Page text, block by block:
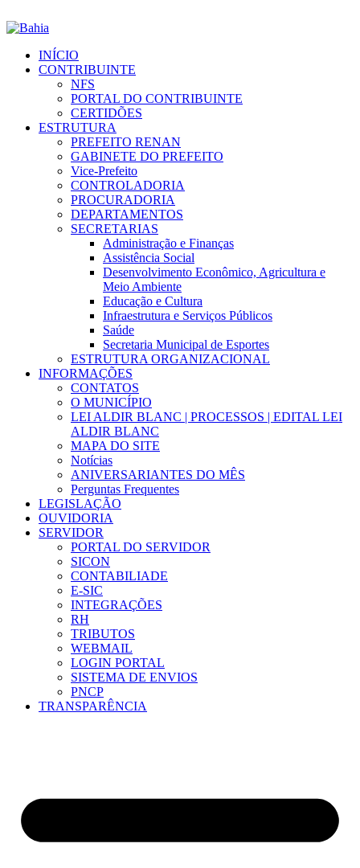
INÍCIO
CONTRIBUINTE
NFS
PORTAL DO CONTRIBUINTE
CERTIDÕES
ESTRUTURA
PREFEITO RENAN
GABINETE DO PREFEITO
Vice-Prefeito
CONTROLADORIA
PROCURADORIA
DEPARTAMENTOS
SECRETARIAS
Administração e Finanças
Assistência Social
Desenvolvimento Econômico, Agricultura e
Meio Ambiente
Educação e Cultura
Infraestrutura e Serviços Públicos
Saúde
Secretaria Municipal de Esportes
ESTRUTURA ORGANIZACIONAL
INFORMAÇÕES
CONTATOS
O MUNICÍPIO
LEI ALDIR BLANC | PROCESSOS | EDITAL LEI
ALDIR BLANC
MAPA DO SITE
Notícias
ANIVERSARIANTES DO MÊS
Perguntas Frequentes
LEGISLAÇÃO
OUVIDORIA
SERVIDOR
PORTAL DO SERVIDOR
SICON
CONTABILIADE
E-SIC
INTEGRAÇÕES
RH
TRIBUTOS
WEBMAIL
LOGIN PORTAL
SISTEMA DE ENVIOS
PNCP
TRANSPARÊNCIA